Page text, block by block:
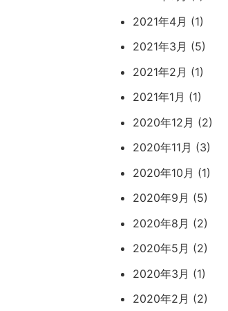
2021年4月 (1)
2021年3月 (5)
2021年2月 (1)
2021年1月 (1)
2020年12月 (2)
2020年11月 (3)
2020年10月 (1)
2020年9月 (5)
2020年8月 (2)
2020年5月 (2)
2020年3月 (1)
2020年2月 (2)